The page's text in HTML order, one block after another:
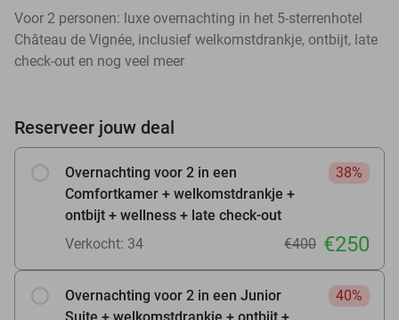
Voor 2 personen: luxe overnachting in het 5-sterrenhotel
Château de Vignée, inclusief welkomstdrankje, ontbijt, late
check-out en nog veel meer
Reserveer jouw deal
Overnachting voor 2 in een
Comfortkamer + welkomstdrankje +
ontbijt + wellness + late check-out
38%
Verkocht: 34 €400 €250
Overnachting voor 2 in een Junior
40%